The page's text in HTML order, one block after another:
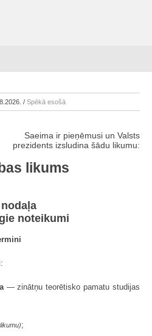
/ Spēkā esošā
Saeima ir pieņēmusi un Valsts
prezidents izsludina šādu likumu:
likums
nodaļa
noteikumi
— zinātņu teorētisko pamatu studijas
. likumu);